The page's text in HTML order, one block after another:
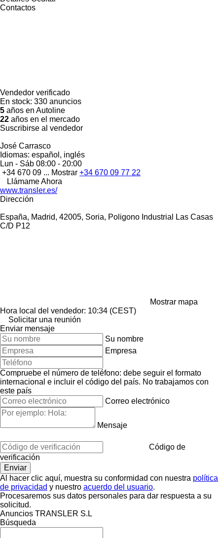
Contactos
Vendedor verificado
En stock: 330 anuncios
5 años en Autoline
22 años en el mercado
Suscribirse al vendedor
José Carrasco
Idiomas: español, inglés
Lun - Sáb 08:00 - 20:00
+34 670 09 ... Mostrar +34 670 09 77 22
Llámame Ahora
www.transler.es/
Dirección
España, Madrid, 42005, Soria, Poligono Industrial Las Casas
C/D P12
Mostrar mapa
Hora local del vendedor: 10:34 (CEST)
Solicitar una reunión
Enviar mensaje
Su nombre
Empresa
Compruebe el número de teléfono: debe seguir el formato
internacional e incluir el código del país. No trabajamos con
este país
Correo electrónico
Mensaje
Código de
verificación
Al hacer clic aquí, muestra su conformidad con nuestra política
de privacidad y nuestro acuerdo del usuario.
Procesaremos sus datos personales para dar respuesta a su
solicitud.
Anuncios TRANSLER S.L
Búsqueda